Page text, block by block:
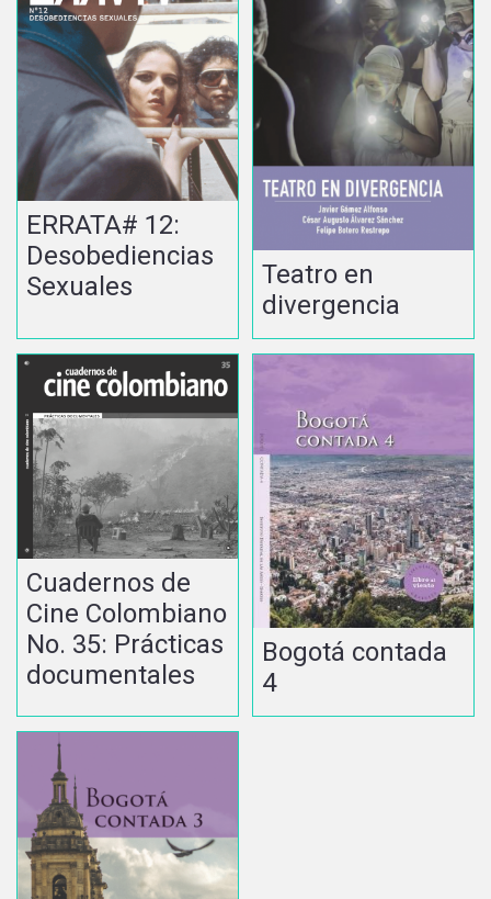
ERRATA# 12:
Desobediencias
Sexuales
Teatro en
divergencia
Cuadernos de
Cine Colombiano
No. 35: Prácticas
documentales
Bogotá contada
4